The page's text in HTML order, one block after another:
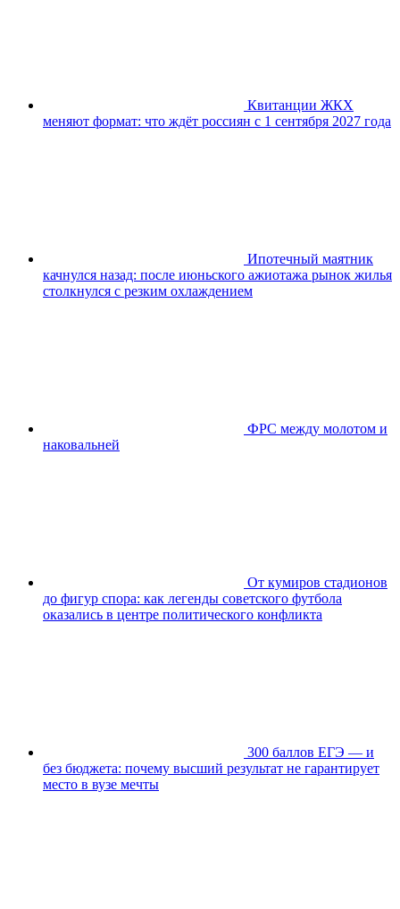
Квитанции ЖКХ
меняют формат: что ждёт россиян с 1 сентября 2027 года
Ипотечный маятник
качнулся назад: после июньского ажиотажа рынок жилья
столкнулся с резким охлаждением
ФРС между молотом и
наковальней
От кумиров стадионов
до фигур спора: как легенды советского футбола
оказались в центре политического конфликта
300 баллов ЕГЭ — и
без бюджета: почему высший результат не гарантирует
место в вузе мечты